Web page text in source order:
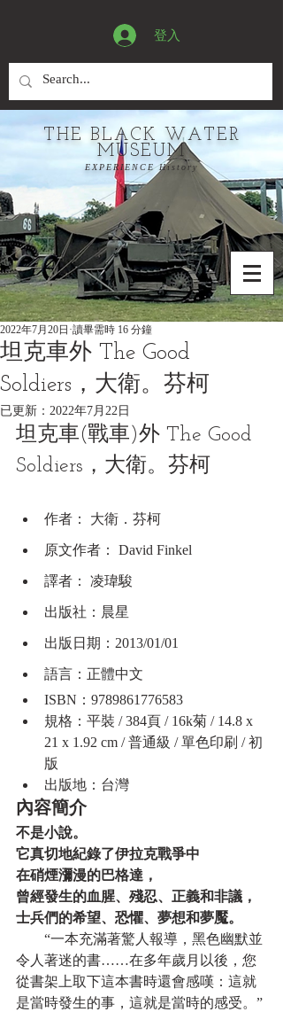
登入
THE BLACK WATER
MUSEUM
EXPERIENCE History
坦克車外 The Good
Soldiers，大衛。芬柯
2022年7月20日 讀畢需時 16 分鐘
已更新： 2022年7月22日
坦克車(戰車)外 The Good
Soldiers，大衛。芬柯
作者： 大衛．芬柯
原文作者： David Finkel
譯者： 凌瑋駿
出版社：晨星
出版日期：2013/01/01
語言：正體中文
ISBN：9789861776583
規格：平裝 / 384頁 / 16k菊 / 14.8 x
21 x 1.92 cm / 普通級 / 單色印刷 / 初
版
出版地：台灣
內容簡介
不是小說。
它真切地紀錄了伊拉克戰爭中
在硝煙瀰漫的巴格達，
曾經發生的血腥、殘忍、正義和非議，
士兵們的希望、恐懼、夢想和夢魘。
“一本充滿著驚人報導，黑色幽默並
令人著迷的書……在多年歲月以後，您
從書架上取下這本書時還會感嘆：這就
是當時發生的事，這就是當時的感受。”